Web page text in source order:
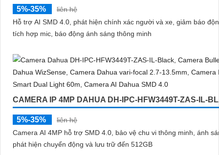
5%-35%
liên hệ
Hỗ trợ AI SMD 4.0, phát hiện chính xác người và xe, giảm báo
tích hợp mic, báo động ánh sáng thông minh
CAMERA IP 4MP DAHUA DH-IPC-HFW3449T-ZAS-IL-
5%-35%
liên hệ
Camera AI 4MP hỗ trợ SMD 4.0, bảo vệ chu vi thông minh, ánh
phát hiện chuyển động và lưu trữ đến 512GB